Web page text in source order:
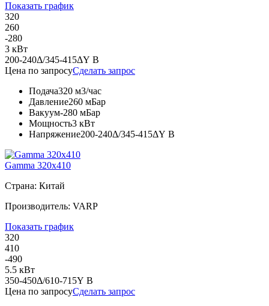
Показать график
320
260
-280
3 кВт
200-240Δ/345-415ΔY В
Цена по запросуСделать запрос
Подача320 м3/час
Давление260 мБар
Вакуум-280 мБар
Мощность3 кВт
Напряжение200-240Δ/345-415ΔY В
Gamma 320x410
Страна: Китай
Производитель: VARP
Показать график
320
410
-490
5.5 кВт
350-450Δ/610-715Y В
Цена по запросуСделать запрос